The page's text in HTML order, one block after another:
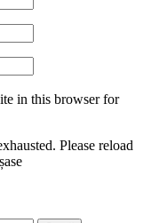
in this browser for
Please reload
șase